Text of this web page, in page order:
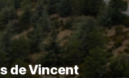
de Vincent